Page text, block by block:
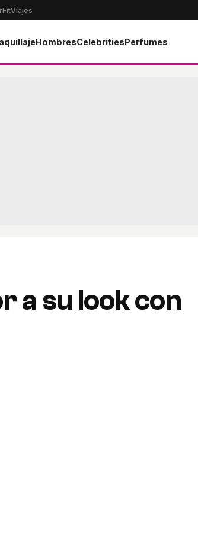
FitViajes
HombresCelebritiesPerfumes
a su look con